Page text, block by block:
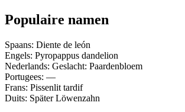
Populaire namen
Spaans: Diente de león
Engels: Pyropappus dandelion
Nederlands: Geslacht: Paardenbloem
Portugees: —
Frans: Pissenlit tardif
Duits: Später Löwenzahn